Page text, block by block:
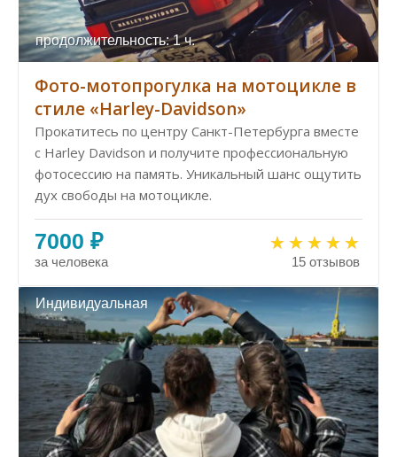
продолжительность: 1 ч.
Фото-мотопрогулка на мотоцикле в
стиле «Harley-Davidson»
Прокатитесь по центру Санкт-Петербурга вместе
с Harley Davidson и получите профессиональную
фотосессию на память. Уникальный шанс ощутить
дух свободы на мотоцикле.
7000 ₽
за человека 15 отзывов
Индивидуальная